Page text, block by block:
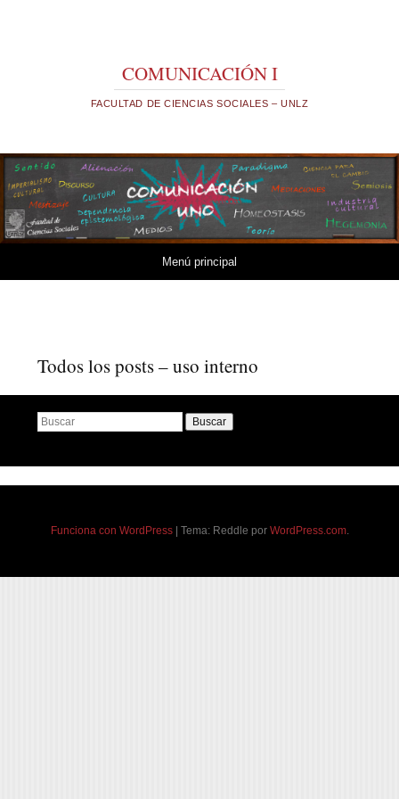
COMUNICACIÓN I
FACULTAD DE CIENCIAS SOCIALES – UNLZ
Menú principal
Todos los posts – uso interno
Buscar
Funciona con WordPress Tema: Reddle por WordPress.com.